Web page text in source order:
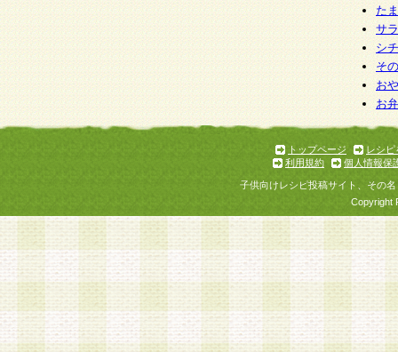
た
サ
シ
そ
お
お
トップページ
レシピ
利用規約
個人情報保
子供向けレシピ投稿サイト、その
Copyright